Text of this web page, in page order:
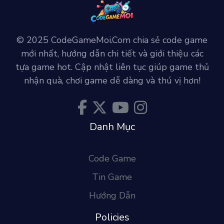
© 2025 CodeGameMoi.Com chia sẻ code game
mới nhất, hướng dẫn chi tiết và giới thiệu các
tựa game hot. Cập nhật liên tục giúp game thủ
nhận quà, chơi game dễ dàng và thú vị hơn!
Danh Mục
Code Game
Tin Game
Hướng Dẫn
Policies